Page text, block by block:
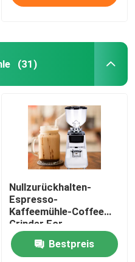
(31)
Nullzurückhalten-
Espresso-
Kaffeemühle-Coffee
Grinder For-
Kaffeemaschine
Bestpreis